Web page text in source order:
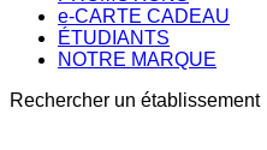
e-CARTE CADEAU
ÉTUDIANTS
NOTRE MARQUE
Rechercher un établissement